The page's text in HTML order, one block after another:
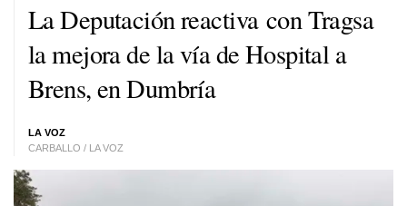
La Deputación reactiva con Tragsa
la mejora de la vía de Hospital a
Brens, en Dumbría
LA VOZ
CARBALLO / LA VOZ